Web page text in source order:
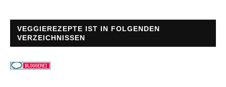
VEGGIEREZEPTE IST IN FOLGENDEN
VERZEICHNISSEN